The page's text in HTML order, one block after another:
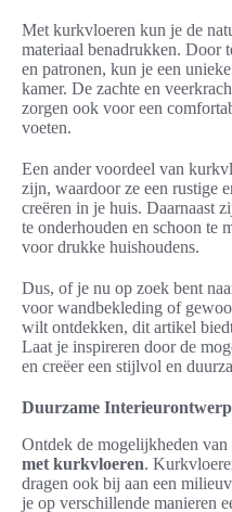
Met kurkvloeren kun je de
materiaal benadrukken. Door
en patronen, kun je een
kamer. De zachte en
zorgen ook voor een
voeten.
Een ander voordeel van
zijn, waardoor ze een rustige
creëren in je huis. Daarnaast
te onderhouden en schoon te
voor drukke huishoudens.
Dus, of je nu op zoek bent
voor wandbekleding of
wilt ontdekken, dit artikel
Laat je inspireren door de
en creëer een stijlvol en
Duurzame
Ontdek de mogelijkheden van
met kurkvloeren.
dragen ook bij aan een
je op verschillende manieren